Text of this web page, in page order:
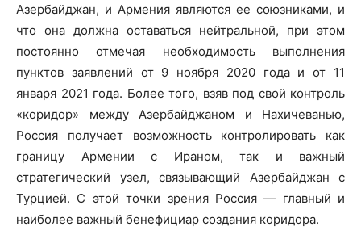
Азербайджан, и Армения являются ее союзниками, и
что она должна оставаться нейтральной, при этом
постоянно отмечая необходимость выполнения
пунктов заявлений от 9 ноября 2020 года и от 11
января 2021 года. Более того, взяв под свой контроль
«коридор» между Азербайджаном и Нахичеванью,
Россия получает возможность контролировать как
границу Армении с Ираном, так и важный
стратегический узел, связывающий Азербайджан с
Турцией. С этой точки зрения Россия — главный и
наиболее важный бенефициар создания коридора.